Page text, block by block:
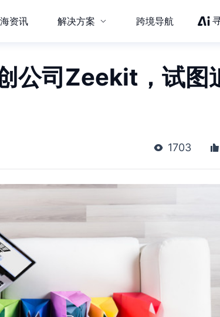
资讯 解决方案 跨境导航
公司Zeekit，试图
1703